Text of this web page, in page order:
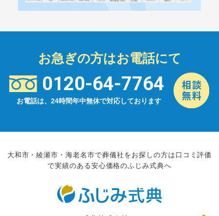
お急ぎの方はお電話にて
0120-64-7764
お電話は、24時間年中無休で対応しております
大和市・綾瀬市・海老名市で葬儀社をお探しの方は口コミ評価
で実績のある安心価格のふじみ式典へ